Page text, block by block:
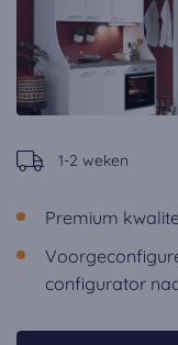
1-2 weken
Premium
configurator